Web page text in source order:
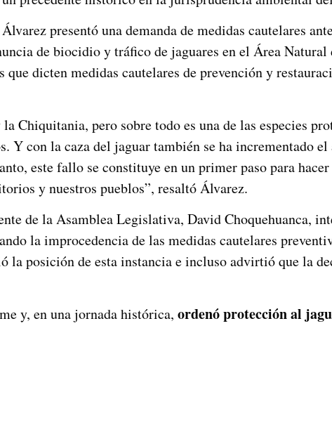
presentó una demanda de medidas cautelares
de biocidio y tráfico de jaguares en el Área
dicten medidas cautelares de prevención y
Chiquitania, pero sobre todo es una de las especies
Y con la caza del jaguar también se ha incrementado
este fallo se constituye en un primer paso para
y nuestros pueblos”, resaltó Álvarez.
de la Asamblea Legislativa, David Choquehuanca,
la improcedencia de las medidas cautelares
la posición de esta instancia e incluso advirtió que la
y, en una jornada histórica, ordenó protección al